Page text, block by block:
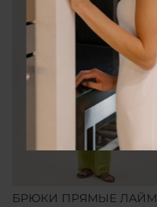
БРЮКИ ПРЯМЫЕ ЛАЙМ